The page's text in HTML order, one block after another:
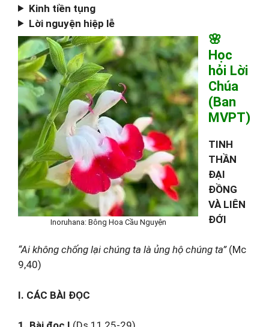
Kinh tiền tụng
Lời nguyện hiệp lễ
Inoruhana: Bông Hoa Cầu Nguyện
🌸
Học
hỏi Lời
Chúa
(Ban
MVPT)
TINH
THẦN
ĐẠI
ĐỒNG
VÀ LIÊN
ĐỚI
“Ai không chống lại chúng ta là ủng hộ chúng ta” (Mc
9,40)
I. CÁC BÀI ĐỌC